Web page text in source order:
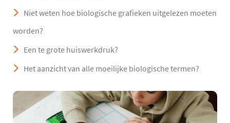
Niet weten hoe biologische grafieken uitgelezen moeten
worden?
Een te grote huiswerkdruk?
Het aanzicht van alle moeilijke biologische termen?